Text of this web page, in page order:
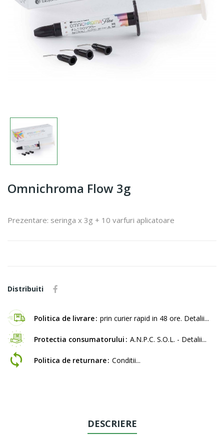
Omnichroma Flow 3g
Prezentare: seringa x 3g + 10 varfuri aplicatoare
Distribuiti
Politica de livrare prin curier rapid in 48 ore. Detalii...
Protectia consumatorului A.N.P.C. S.O.L. - Detalii...
Politica de returnare Conditii...
DESCRIERE